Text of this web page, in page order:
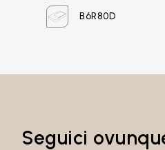
Password
B6R80D
Seguici